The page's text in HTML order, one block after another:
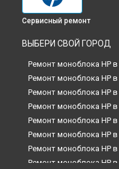
Сервисный ремонт
ВЫБЕРИ СВОЙ ГОРОД
Ремонт моноблока HP в
Ремонт моноблока HP в
Ремонт моноблока HP в
Ремонт моноблока HP в
Ремонт моноблока HP в
Ремонт моноблока HP в
Ремонт моноблока HP в
Ремонт моноблока HP в